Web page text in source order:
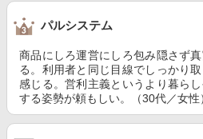
パルシステム
商品にしろ運営にしろ包み隠さず
る。利用者と同じ目線でしっかり
感じる。営利主義というより暮ら
する姿勢が頼もしい。（30代／女性